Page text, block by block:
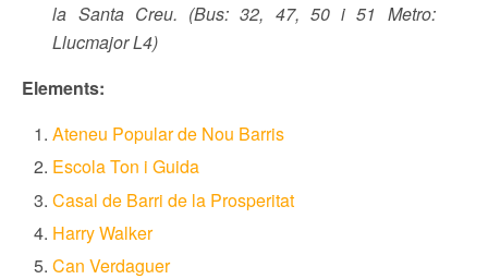
la Santa Creu. (Bus: 32, 47, 50 i 51 Metro:
Llucmajor L4)
Elements:
Ateneu Popular de Nou Barris
Escola Ton i Guida
Casal de Barri de la Prosperitat
Harry Walker
Can Verdaguer